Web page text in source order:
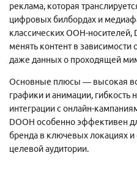
реклама, которая
цифровых билбордах и
классических OOH-
менять контент в
даже данных о проходящей
Основные плюсы — высокая
графики и анимации, гибкость
интеграции с онлайн-
DOOH особенно эффективен
бренда в ключевых локациях
целевой аудитории.